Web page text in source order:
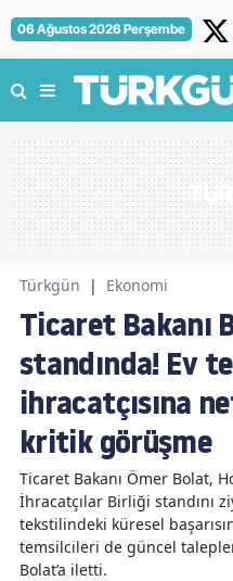
06 Ağustos 2026 Perşembe
Türkgün | Ekonomi
Ticaret Bakanı
standında! Ev
ihracatçısına
kritik görüşme
Ticaret Bakanı Ömer Bolat,
İhracatçılar Birliği standını
tekstilindeki küresel
temsilcileri de güncel
Bolat’a iletti.